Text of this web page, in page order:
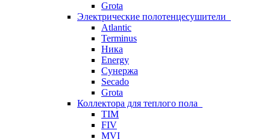
Grota
Электрические полотенцесушители
Atlantic
Terminus
Ника
Energy
Сунержа
Secado
Grota
Коллектора для теплого пола
TIM
FIV
MVI